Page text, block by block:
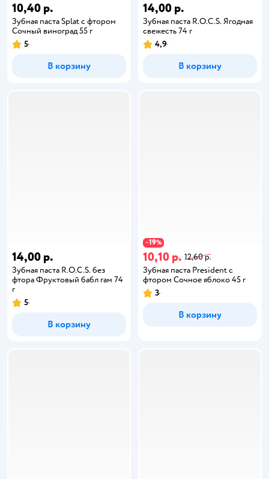
10,40 р.
Зубная паста Splat с фтором
Сочный виноград 55 г
5
В корзину
14,00 р.
Зубная паста R.O.C.S. Ягодная
свежесть 74 г
4,9
В корзину
14,00 р.
Зубная паста R.O.C.S. без
фтора Фруктовый бабл гам 74
г
5
В корзину
−19%
10,10 р. 12,60 р.
Зубная паста President с
фтором Сочное яблоко 45 г
3
В корзину